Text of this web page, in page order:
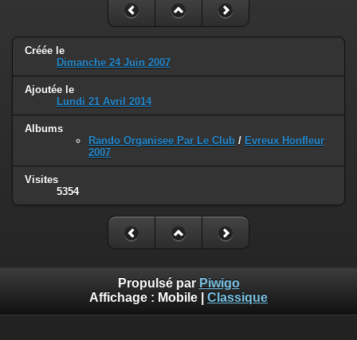
Créée le
Dimanche 24 Juin 2007
Ajoutée le
Lundi 21 Avril 2014
Albums
Rando Organisee Par Le Club / Evreux Honfleur
2007
Visites
5354
Propulsé par Piwigo
Affichage : Mobile Classique